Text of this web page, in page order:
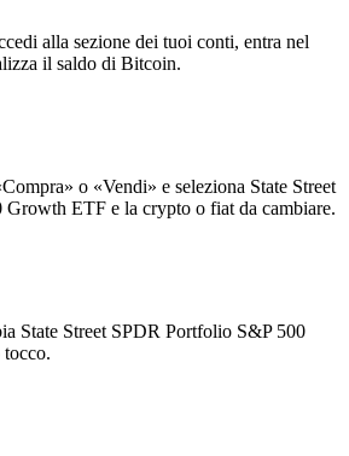
alla sezione dei tuoi conti, entra nel
il saldo di Bitcoin.
o «Vendi» e seleziona State Street
ETF e la crypto o fiat da cambiare.
State Street SPDR Portfolio S&P 500